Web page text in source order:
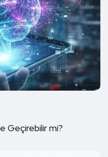
Geçirebilir mi?